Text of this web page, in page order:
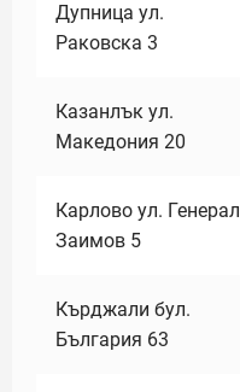
Дупница ул.
Раковска 3
Казанлък ул.
Македония 20
Карлово ул. Генерал
Заимов 5
Кърджали бул.
България 63